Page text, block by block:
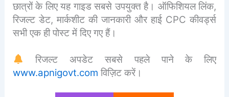
छात्रों के लिए यह गाइड सबसे उपयुक्त है। ऑफिशियल लिंक,
रिजल्ट डेट, मार्कशीट की जानकारी और हाई CPC कीवर्ड्स
सभी एक ही पोस्ट में दिए गए हैं।
रिजल्ट अपडेट सबसे पहले पाने के लिए
www.apnigovt.com विज़िट करें।